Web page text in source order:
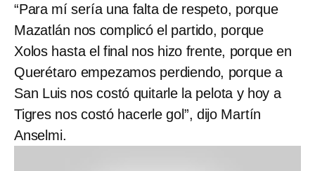
“Para mí sería una falta de respeto, porque
Mazatlán nos complicó el partido, porque
Xolos hasta el final nos hizo frente, porque en
Querétaro empezamos perdiendo, porque a
San Luis nos costó quitarle la pelota y hoy a
Tigres nos costó hacerle gol”, dijo Martín
Anselmi.